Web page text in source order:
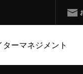
ターマネジメント